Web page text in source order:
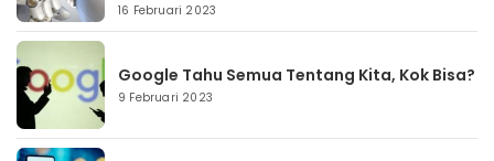
16 Februari 2023
Google Tahu Semua Tentang Kita, Kok Bisa?
9 Februari 2023